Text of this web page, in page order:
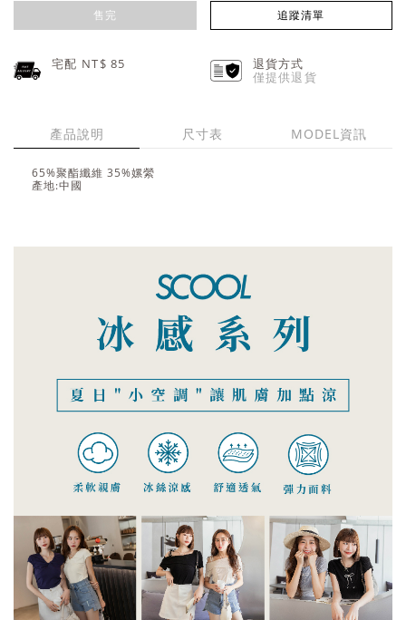
售完 追蹤清單
宅配 NT$85
退貨方式
僅提供退貨
產品說明 尺寸表 MODEL資訊
65%聚酯纖維 35%嫘縈
產地:中國